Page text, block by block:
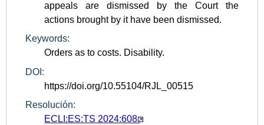
appeals are dismissed by the Court the
actions brought by it have been dismissed.
Keywords:
Orders as to costs. Disability.
DOI:
https://doi.org/10.55104/RJL_00515
Resolución:
ECLI:ES:TS 2024:608